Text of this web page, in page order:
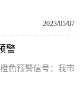
2023/05/07
警
色预警信号：我市